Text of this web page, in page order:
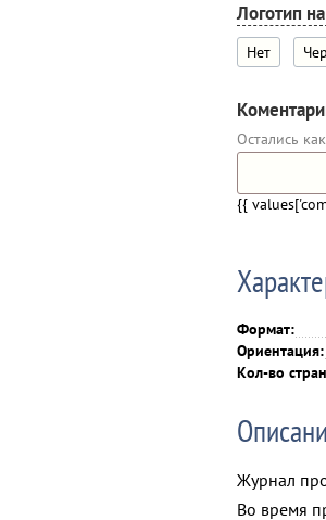
Логотип
Нет
Остались
{{
Формат:
Ориентация:
Кол-во
Журнал
Во время